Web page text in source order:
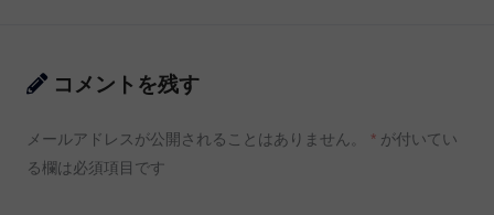
コメントを残す
メールアドレスが公開されることはありません。 * が付いてい
る欄は必須項目です